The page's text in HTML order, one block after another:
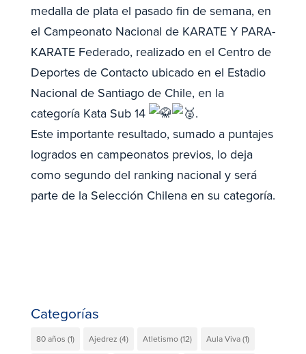
medalla de plata el pasado fin de semana, en
el Campeonato Nacional de KARATE Y PARA-
KARATE Federado, realizado en el Centro de
Deportes de Contacto ubicado en el Estadio
Nacional de Santiago de Chile, en la
categoría Kata Sub 14
.
Este importante resultado, sumado a puntajes
logrados en campeonatos previos, lo deja
como segundo del ranking nacional y será
parte de la Selección Chilena en su categoría.
Categorías
80 años (1) Ajedrez (4) Atletismo(12) Aula Viva(1)